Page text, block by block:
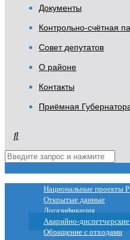
Документы
Контрольно-счётная
Совет депутатов
О районе
Контакты
Приёмная
Национальные проекты
Открытые данные
Догазификация
Аварийно-
Обращение с отходами